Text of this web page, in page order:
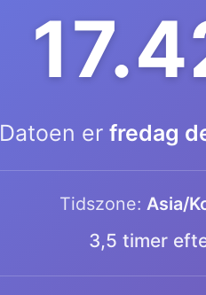
Datoen er fredag
Tidszone: Asia/
3,5 timer